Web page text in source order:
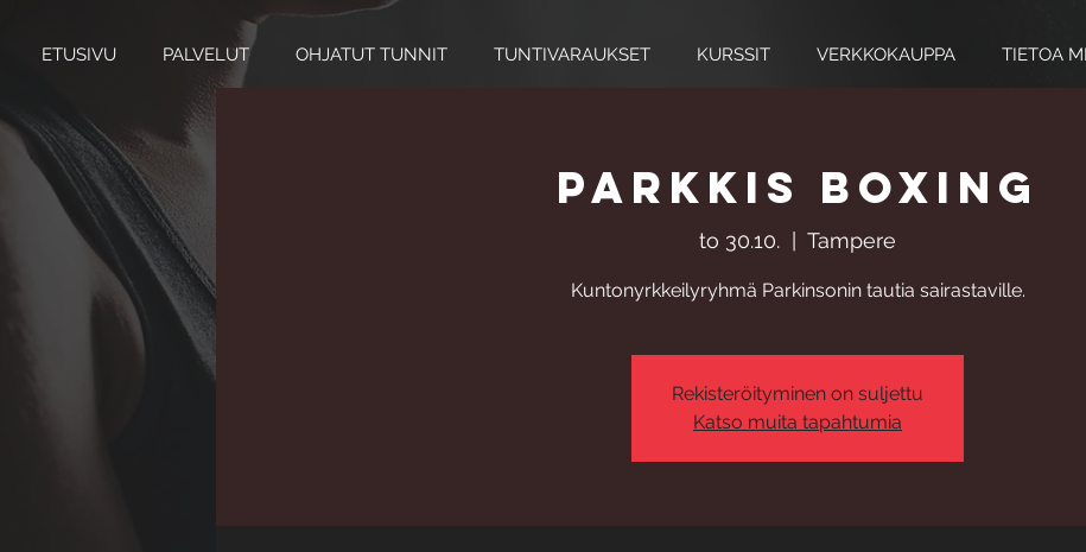
ETUSIVU PALVELUT OHJATUT TUNNIT TUNTIVARAUKSET KURSSIT VERKKOKAUPPA TIETOA
Parkkis Boxing
to 30.10.
  |
Tampere
Kuntonyrkkeilyryhmä Parkinsonin tautia sairastaville.
Rekisteröityminen on suljettu
Katso muita tapahtumia